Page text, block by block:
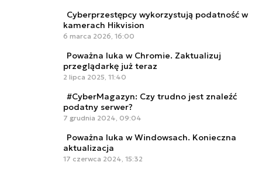
Cyberprzestępcy wykorzystują podatność w
kamerach Hikvision
6 marca 2026, 16:00
Poważna luka w Chromie. Zaktualizuj
przeglądarkę już teraz
2 lipca 2025, 11:40
#CyberMagazyn: Czy trudno jest znaleźć
podatny serwer?
7 grudnia 2024, 09:04
Poważna luka w Windowsach. Konieczna
aktualizacja
17 czerwca 2024, 15:32